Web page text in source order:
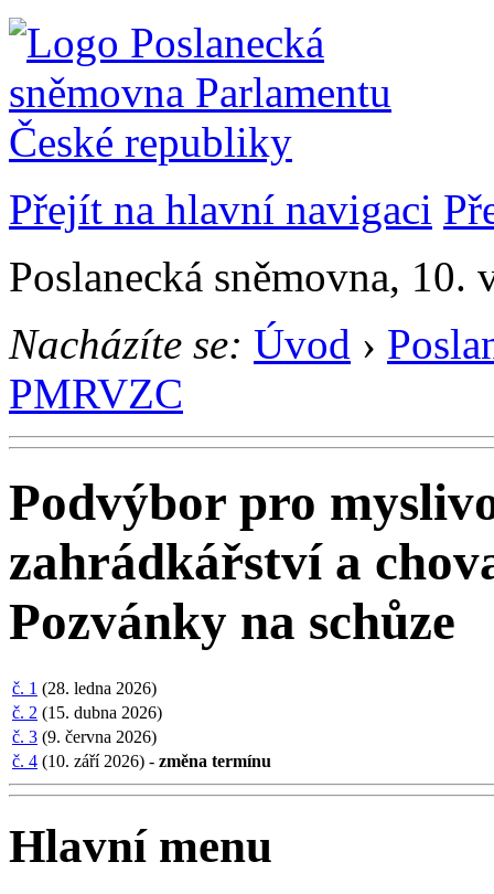
Přejít na hlavní navigaci
Poslanecká sněmovna,
Nacházíte se: Úvod ›
PMRVZC
Podvýbor pro
zahrádkářství a
Pozvánky na schůze
č. 1 (28. ledna 2026)
č. 2 (15. dubna 2026)
č. 3 (9. června 2026)
č. 4 (10. září 2026) - změna termínu
Hlavní menu